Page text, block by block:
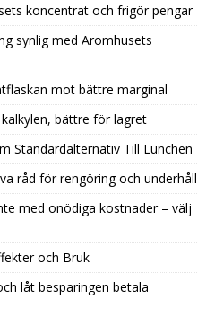
koncentrat och frigör pengar
synlig med Aromhusets
mot bättre marginal
bättre för lagret
Standardalternativ Till Lunchen
råd för rengöring och underhåll
med onödiga kostnader – välj
och Bruk
låt besparingen betala